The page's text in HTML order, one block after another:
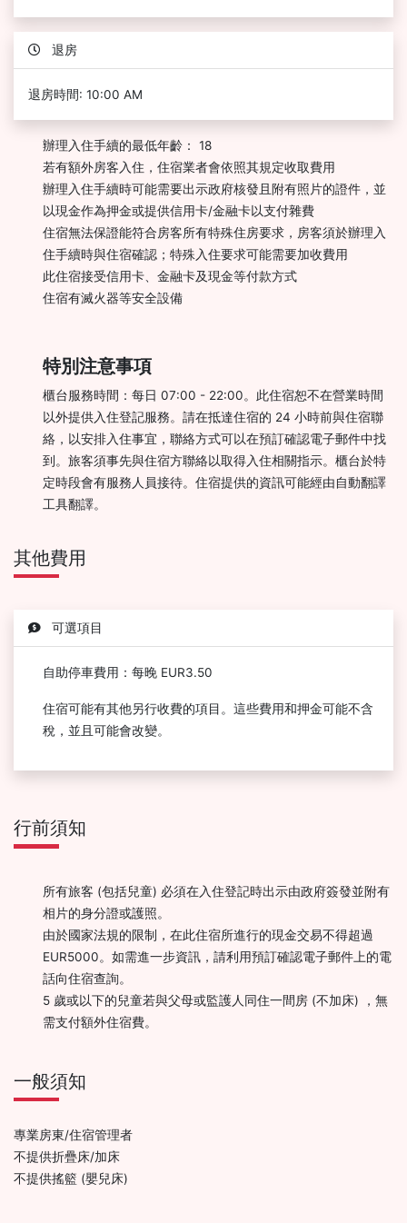
退房
退房時間: 10:00 AM
辦理入住手續的最低年齡： 18
若有額外房客入住，住宿業者會依照其規定收取費用
辦理入住手續時可能需要出示政府核發且附有照片的證件，並
以現金作為押金或提供信用卡/金融卡以支付雜費
住宿無法保證能符合房客所有特殊住房要求，房客須於辦理入
住手續時與住宿確認；特殊入住要求可能需要加收費用
此住宿接受信用卡、金融卡及現金等付款方式
住宿有滅火器等安全設備
特別注意事項
櫃台服務時間：每日 07:00 - 22:00。此住宿恕不在營業時間
以外提供入住登記服務。請在抵達住宿的 24 小時前與住宿聯
絡，以安排入住事宜，聯絡方式可以在預訂確認電子郵件中找
到。旅客須事先與住宿方聯絡以取得入住相關指示。櫃台於特
定時段會有服務人員接待。住宿提供的資訊可能經由自動翻譯
工具翻譯。
其他費用
可選項目
自助停車費用：每晚 EUR3.50
住宿可能有其他另行收費的項目。這些費用和押金可能不含
稅，並且可能會改變。
行前須知
所有旅客 (包括兒童) 必須在入住登記時出示由政府簽發並附有
相片的身分證或護照。
由於國家法規的限制，在此住宿所進行的現金交易不得超過
EUR5000。如需進一步資訊，請利用預訂確認電子郵件上的電
話向住宿查詢。
5 歲或以下的兒童若與父母或監護人同住一間房 (不加床) ，無
需支付額外住宿費。
一般須知
專業房東/住宿管理者
不提供折疊床/加床
不提供搖籃 (嬰兒床)